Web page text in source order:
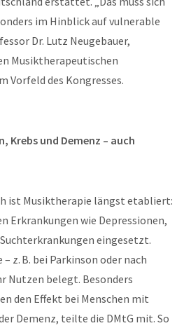
im Hinblick auf vulnerable
Dr. Lutz Neugebauer,
Musiktherapeutischen
Vorfeld des Kongresses.
Krebs und Demenz – auch
ist Musiktherapie längst etabliert:
Erkrankungen wie Depressionen,
eingesetzt.
z. B. bei Parkinson oder nach
Nutzen belegt. Besonders
den Effekt bei Menschen mit
Demenz, teilte die DMtG mit. So